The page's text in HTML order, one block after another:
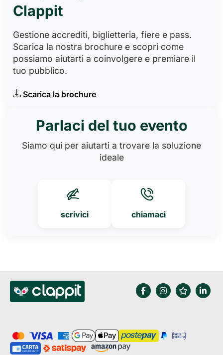
Clappit
Gestione accrediti, biglietteria, fiere e pass.
Scarica la nostra brochure e scopri come
possiamo aiutarti a coinvolgere e premiare il
tuo pubblico.
Scarica la brochure
Parlaci del tuo evento
Siamo qui per aiutarti a trovare la soluzione
ideale
scrivici chiamaci